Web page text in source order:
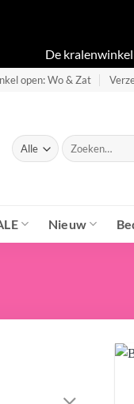
De
open: Wo & Zat
Zoeken
naar:
Nieuw